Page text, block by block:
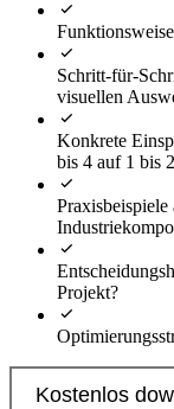
Schritt-für-
visuellen
Konkrete
bis 4 auf 1 bis
Projekt?
Kostenlos